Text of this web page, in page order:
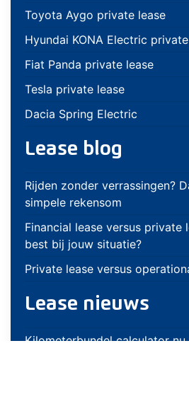
Toyota Aygo private lease
Hyundai KONA Electric
Fiat Panda private lease
Tesla private lease
Dacia Spring Electric
Lease blog
Rijden zonder verrassingen?
simpele rekensom
Financial lease versus private
best bij jouw situatie?
Private lease versus
Lease nieuws
Kilometerbundel calculator nu